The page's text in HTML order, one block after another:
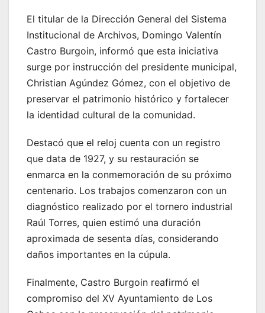
El titular de la Dirección General del Sistema
Institucional de Archivos, Domingo Valentín
Castro Burgoin, informó que esta iniciativa
surge por instrucción del presidente municipal,
Christian Agúndez Gómez, con el objetivo de
preservar el patrimonio histórico y fortalecer
la identidad cultural de la comunidad.
Destacó que el reloj cuenta con un registro
que data de 1927, y su restauración se
enmarca en la conmemoración de su próximo
centenario. Los trabajos comenzaron con un
diagnóstico realizado por el tornero industrial
Raúl Torres, quien estimó una duración
aproximada de sesenta días, considerando
daños importantes en la cúpula.
Finalmente, Castro Burgoin reafirmó el
compromiso del XV Ayuntamiento de Los